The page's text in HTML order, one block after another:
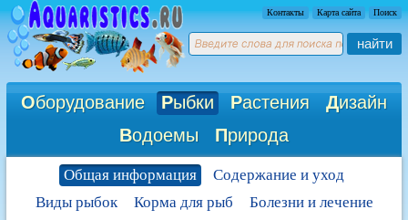
Контакты Карта сайта Поиск
найти
Оборудование Рыбки Растения Дизайн
Водоемы Природа
Общая информация
Содержание и уход
Виды рыбок
Корма для рыб
Болезни и лечение